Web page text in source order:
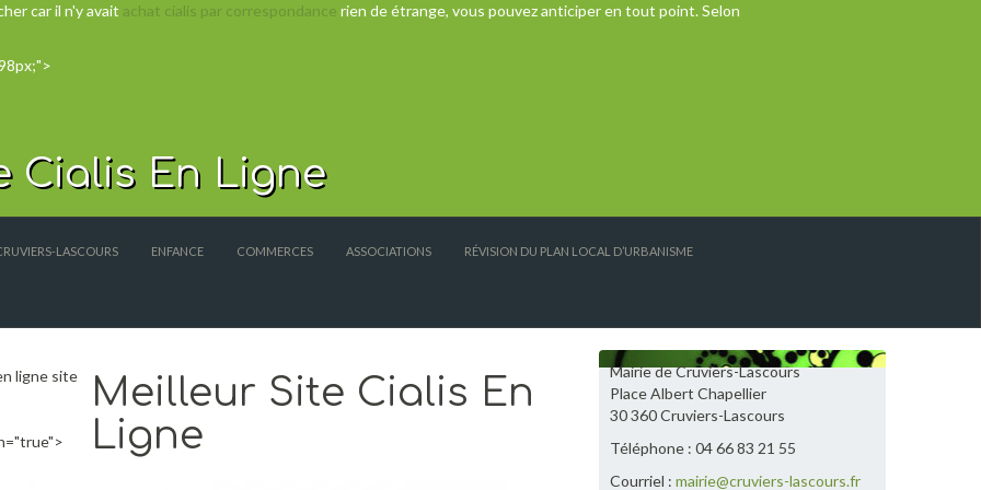
car il n'y avait achat cialis par correspondance rien de étrange, vous pouvez anticiper en tout point. Selon
Cialis En Ligne
LASCOURS ENFANCE COMMERCES ASSOCIATIONS RÉVISION DU PLAN LOCAL D’URBANISME
ligne site
Meilleur Site Cialis En
Ligne
Mairie de Cruviers-Lascours
Place Albert Chapellier
30 360 Cruviers-Lascours
Téléphone : 04 66 83 21 55
Courriel : mairie@cruviers-lascours.fr